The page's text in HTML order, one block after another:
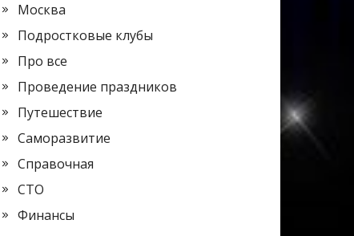
Москва
Подростковые клубы
Про все
Проведение праздников
Путешествие
Саморазвитие
Справочная
СТО
Финансы